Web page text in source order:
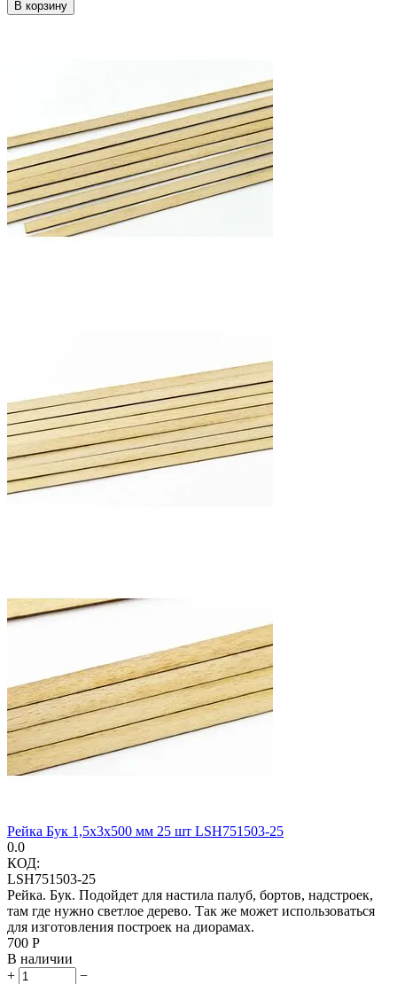
В корзину
Рейка Бук 1,5х3х500 мм 25 шт LSH751503-25
0.0
КОД:
LSH751503-25
Рейка. Бук. Подойдет для настила палуб, бортов, надстроек,
там где нужно светлое дерево. Так же может использоваться
для изготовления построек на диорамах.
‍700‍ Р
В наличии
+
−